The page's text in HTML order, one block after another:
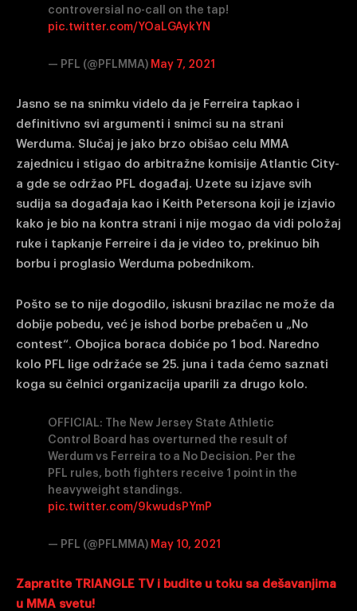
controversial no-call on the tap!
pic.twitter.com/YOaLGAykYN
— PFL (@PFLMMA) May 7, 2021
Jasno se na snimku videlo da je Ferreira tapkao i
definitivno svi argumenti i snimci su na strani
Werduma. Slučaj je jako brzo obišao celu MMA
zajednicu i stigao do arbitražne komisije Atlantic City-
a gde se održao PFL događaj. Uzete su izjave svih
sudija sa događaja kao i Keith Petersona koji je izjavio
kako je bio na kontra strani i nije mogao da vidi položaj
ruke i tapkanje Ferreire i da je video to, prekinuo bih
borbu i proglasio Werduma pobednikom.
Pošto se to nije dogodilo, iskusni brazilac ne može da
dobije pobedu, već je ishod borbe prebačen u „No
contest“. Obojica boraca dobiće po 1 bod. Naredno
kolo PFL lige održaće se 25. juna i tada ćemo saznati
koga su čelnici organizacija uparili za drugo kolo.
OFFICIAL: The New Jersey State Athletic
Control Board has overturned the result of
Werdum vs Ferreira to a No Decision. Per the
PFL rules, both fighters receive 1 point in the
heavyweight standings.
pic.twitter.com/9kwudsPYmP
— PFL (@PFLMMA) May 10, 2021
Zapratite TRIANGLE TV i budite u toku sa dešavanjima
u MMA svetu!